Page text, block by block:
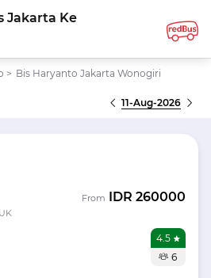
Jakarta Ke
> Bis Haryanto Jakarta Wonogiri
11-Aug-2026
From IDR 260000
4.5
6